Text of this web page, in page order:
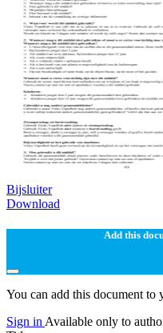
Bijsluiter
Download
Add this
You can add this document to
Sign in Available only to